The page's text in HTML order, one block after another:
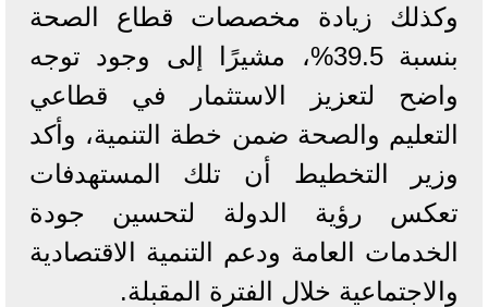
وكذلك زيادة مخصصات قطاع الصحة
بنسبة 39.5%، مشيرًا إلى وجود توجه
واضح لتعزيز الاستثمار في قطاعي
التعليم والصحة ضمن خطة التنمية، وأكد
وزير التخطيط أن تلك المستهدفات
تعكس رؤية الدولة لتحسين جودة
الخدمات العامة ودعم التنمية الاقتصادية
والاجتماعية خلال الفترة المقبلة.